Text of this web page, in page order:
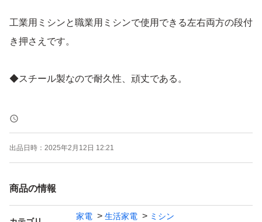
工業用ミシンと職業用ミシンで使用できる左右両方の段付
き押さえです。
◆スチール製なので耐久性、頑丈である。
◆素材の端に沿って均等な縫製ができる。
◆ほとんどの工業用ミシン、職業用ミシンに適合します。
商品仕様
出品日時： 2025年2月12日 12:21
商品の情報
家電 生活家電
ミシン